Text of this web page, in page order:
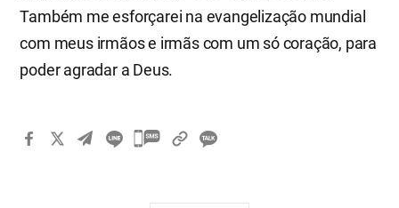
Também me esforçarei na evangelização mundial
com meus irmãos e irmãs com um só coração, para
poder agradar a Deus.
카
톡